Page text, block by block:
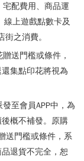
配費用、商品運
線上遊戲點數卡及
之消費。
送門檻或條件，
集點印花將視為
至會員APP中，為
概不補發。原購
送門檻或條件，系
退貨不完全，恕